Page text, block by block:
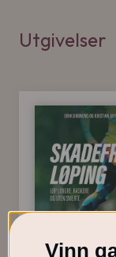
Utgivelser
Vinn